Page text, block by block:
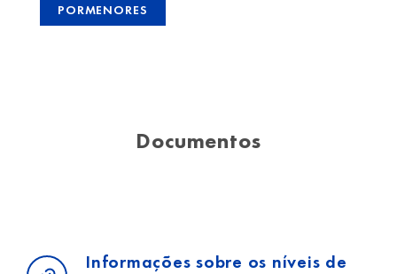
PORMENORES
Documentos
Informações sobre os níveis de